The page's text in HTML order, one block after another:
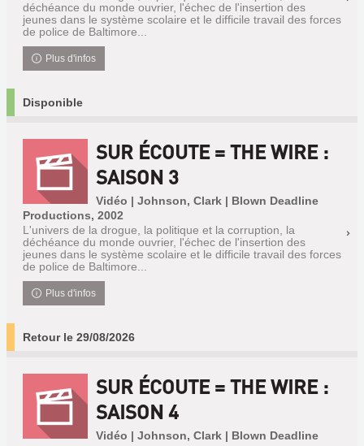
déchéance du monde ouvrier, l'échec de l'insertion des
jeunes dans le système scolaire et le difficile travail des forces
de police de Baltimore...
Plus d'infos
Disponible
SUR ÉCOUTE = THE WIRE :
SAISON 3
Vidéo | Johnson, Clark | Blown Deadline
Productions, 2002
L'univers de la drogue, la politique et la corruption, la
déchéance du monde ouvrier, l'échec de l'insertion des
jeunes dans le système scolaire et le difficile travail des forces
de police de Baltimore...
Plus d'infos
Retour le 29/08/2026
SUR ÉCOUTE = THE WIRE :
SAISON 4
Vidéo | Johnson, Clark | Blown Deadline